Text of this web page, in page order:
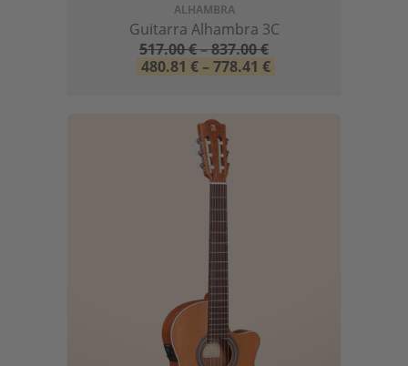
ALHAMBRA
Guitarra Alhambra 3C
517.00€–837.00€
480.81 € – 778.41 €